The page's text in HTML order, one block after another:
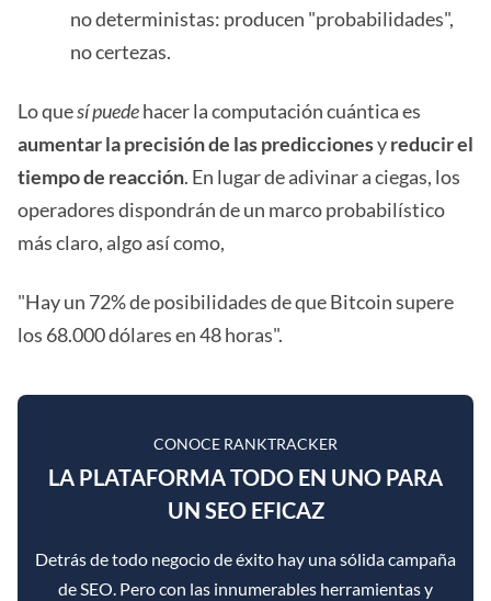
no deterministas: producen "probabilidades",
no certezas.
Lo quesí puedehacer la computación cuántica es
aumentar la precisión de las prediccionesyreducir el
tiempo de reacción. En lugar de adivinar a ciegas, los
operadores dispondrán de un marco probabilístico
más claro, algo así como,
"Hay un 72% de posibilidades de que Bitcoin supere
los 68.000 dólares en 48 horas".
CONOCE RANKTRACKER
LA PLATAFORMA TODO EN UNO PARA
UN SEO EFICAZ
Detrás de todo negocio de éxito hay una sólida campaña
de SEO. Pero con las innumerables herramientas y